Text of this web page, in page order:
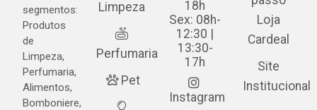
segmentos:
Produtos
de
Limpeza,
Perfumaria,
Alimentos,
Bomboniere,
Limpeza
Perfumaria
Pet
18h
Sex: 08h-
12:30 |
13:30-
17h
Instagram
Loja
Cardeal
Site
Institucional